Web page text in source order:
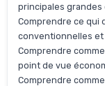
principales
Comprendre ce qui
conventionnelles
Comprendre
point de vue
Comprendre